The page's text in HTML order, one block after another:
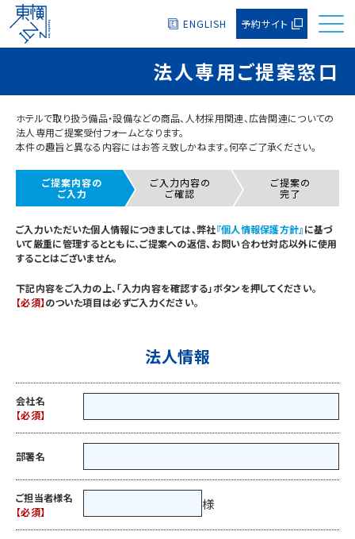
ENGLISH 予約サイト
法人専用ご提案窓口
ホテルで取り扱う備品・設備などの商品、人材採用関連、広告関連についての
法人専用ご提案受付フォームとなります。
本件の趣旨と異なる内容にはお答え致しかねます。何卒ご了承ください。
ご提案内容の
ご入力
ご入力内容の
ご確認
ご提案の
完了
ご入力いただいた個人情報につきましては、弊社『個人情報保護方針』に基づ
いて厳重に管理するとともに、ご提案への返信、お問い合わせ対応以外に使用
することはございません。
下記内容をご入力の上、「入力内容を確認する」ボタンを押してください。
【必須】のついた項目は必ずご入力ください。
法人情報
会社名
部署名
ご担当者様名 様